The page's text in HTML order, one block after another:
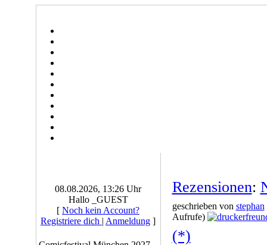
08.08.2026, 13:26 Uhr
Hallo _GUEST
[ Noch kein Account?
Registriere dich | Anmeldung ]
Rezensionen:
geschrieben von stephan
Aufrufe)
(*)